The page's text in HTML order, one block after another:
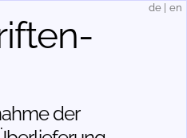
der
de en